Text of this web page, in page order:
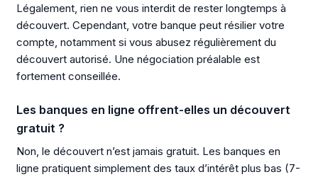
Légalement, rien ne vous interdit de rester longtemps à
découvert. Cependant, votre banque peut résilier votre
compte, notamment si vous abusez régulièrement du
découvert autorisé. Une négociation préalable est
fortement conseillée.
Les banques en ligne offrent-elles un découvert
gratuit ?
Non, le découvert n’est jamais gratuit. Les banques en
ligne pratiquent simplement des taux d’intérêt plus bas (7-